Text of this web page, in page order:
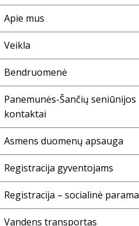
Apie mus
Veikla
Bendruomenė
Panemunės-Šančių seniūnijos
kontaktai
Asmens duomenų apsauga
Registracija gyventojams
Registracija – socialinė parama
Vandens transportas